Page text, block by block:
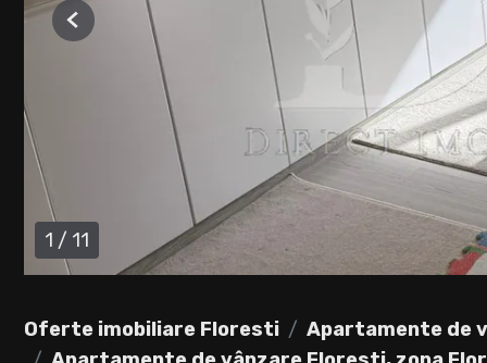
1 / 11
Previous
Oferte imobiliare Floresti
Apartamente de